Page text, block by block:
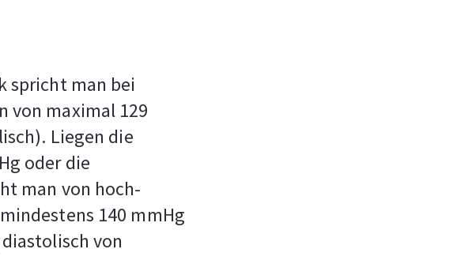
spricht man bei
von maximal 129
Liegen die
oder die
man von hoch-
140 mmHg
von